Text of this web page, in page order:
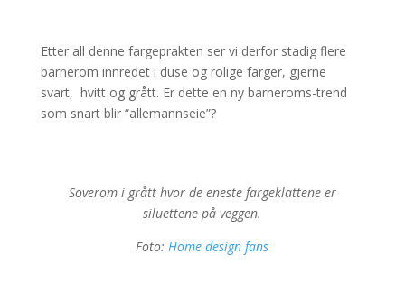
Etter all denne fargeprakten ser vi derfor stadig flere
barnerom innredet i duse og rolige farger, gjerne
svart, hvitt og grått. Er dette en ny barneroms-trend
som snart blir “allemannseie”?
Soverom i grått hvor de eneste fargeklattene er
siluettene på veggen.
Foto:Home design fans